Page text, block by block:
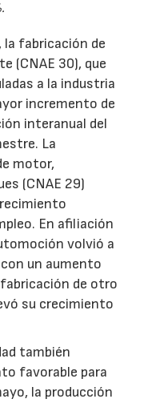
fabricación de
(CNAE 30), que
a la industria
incremento de
interanual del
La
motor,
(CNAE 29)
En afiliación
volvió a
un aumento
de otro
su crecimiento
también
favorable para
la producción